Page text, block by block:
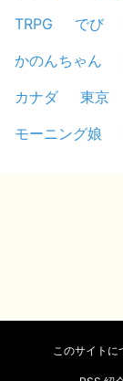
TRPG
でび
かのんちゃん
カナダ
東京
モーニング娘
このサイトに